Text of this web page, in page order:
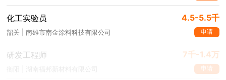
化工实验员 4.5-5.5千
韶关 | 南雄市南金涂料科技有限公司 申请
研发工程师 7千-1.4万
申请